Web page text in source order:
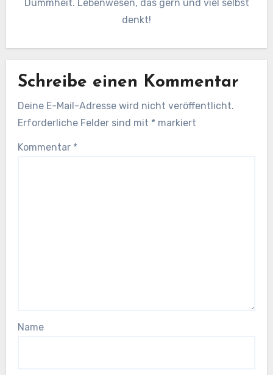
Dummheit. Lebenwesen, das gern und viel selbst
denkt!
Schreibe einen Kommentar
Deine E-Mail-Adresse wird nicht veröffentlicht.
Erforderliche Felder sind mit * markiert
Kommentar *
Name